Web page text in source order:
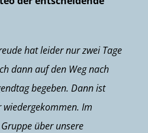
hat leider nur zwei Tage
dann auf den Weg nach
begeben. Dann ist
wiedergekommen. Im
über unsere